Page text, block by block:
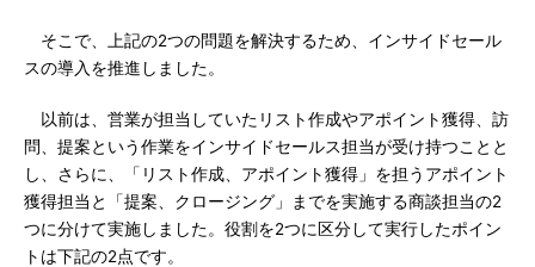
そこで、上記の2つの問題を解決するため、インサイドセール
スの導入を推進しました。
以前は、営業が担当していたリスト作成やアポイント獲得、訪
問、提案という作業をインサイドセールス担当が受け持つことと
し、さらに、「リスト作成、アポイント獲得」を担うアポイント
獲得担当と「提案、クロージング」までを実施する商談担当の2
つに分けて実施しました。役割を2つに区分して実行したポイン
トは下記の2点です。